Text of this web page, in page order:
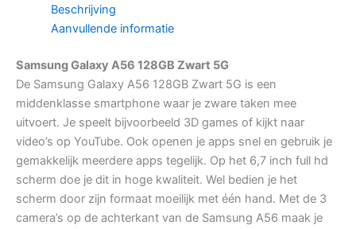
Beschrijving
Aanvullende informatie
Samsung Galaxy A56 128GB Zwart 5G
De Samsung Galaxy A56 128GB Zwart 5G is een
middenklasse smartphone waar je zware taken mee
uitvoert. Je speelt bijvoorbeeld 3D games of kijkt naar
video’s op YouTube. Ook openen je apps snel en gebruik je
gemakkelijk meerdere apps tegelijk. Op het 6,7 inch full hd
scherm doe je dit in hoge kwaliteit. Wel bedien je het
scherm door zijn formaat moeilijk met één hand. Met de 3
camera’s op de achterkant van de Samsung A56 maak je